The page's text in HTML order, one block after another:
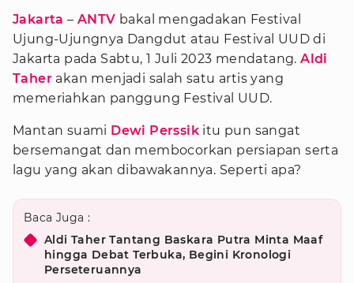
Jakarta –ANTV bakal mengadakan Festival
Ujung-Ujungnya Dangdut atau Festival UUD di
Jakarta pada Sabtu, 1 Juli 2023 mendatang.Aldi
Taher akan menjadi salah satu artis yang
memeriahkan panggung Festival UUD.
Mantan suami Dewi Perssik itu pun sangat
bersemangat dan membocorkan persiapan serta
lagu yang akan dibawakannya. Seperti apa?
Baca Juga :
Aldi Taher Tantang Baskara Putra Minta Maaf
hingga Debat Terbuka, Begini Kronologi
Perseteruannya